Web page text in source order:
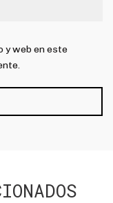
y web en este